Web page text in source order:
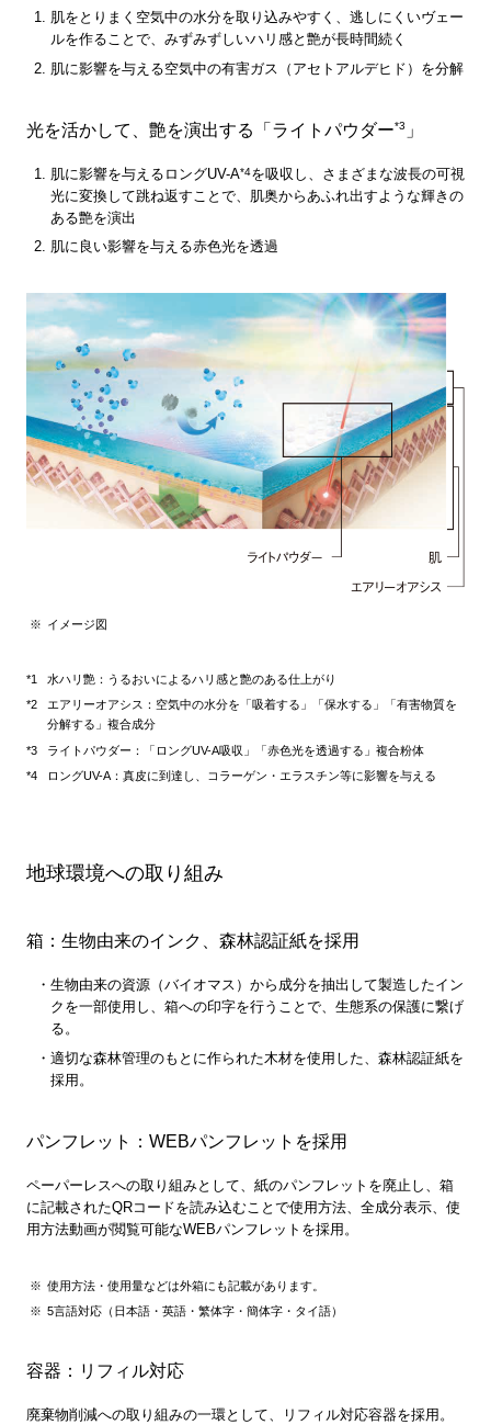
肌をとりまく空気中の水分を取り込みやすく、逃しにくいヴェー
ルを作ることで、みずみずしいハリ感と艶が長時間続く
肌に影響を与える空気中の有害ガス（アセトアルデヒド）を分解
光を活かして、艶を演出する「ライトパウダー*3 」
肌に影響を与えるロングUV-A*4を吸収し、さまざまな波長の可視
光に変換して跳ね返すことで、肌奥からあふれ出すような輝きの
ある艶を演出
肌に良い影響を与える赤色光を透過
イメージ図
水ハリ艶：うるおいによるハリ感と艶のある仕上がり
エアリーオアシス：空気中の水分を「吸着する」「保水する」「有害物質を
分解する」複合成分
ライトパウダー：「ロングUV-A吸収」「赤色光を透過する」複合粉体
ロングUV-A：真皮に到達し、コラーゲン・エラスチン等に影響を与える
地球環境への取り組み
箱：生物由来のインク、森林認証紙を採用
生物由来の資源（バイオマス）から成分を抽出して製造したイン
クを一部使用し、箱への印字を行うことで、生態系の保護に繋げ
る。
適切な森林管理のもとに作られた木材を使用した、森林認証紙を
採用。
パンフレット：WEBパンフレットを採用
ペーパーレスへの取り組みとして、紙のパンフレットを廃止し、箱
に記載されたQRコードを読み込むことで使用方法、全成分表示、使
用方法動画が閲覧可能なWEBパンフレットを採用。
使用方法・使用量などは外箱にも記載があります。
5言語対応（日本語・英語・繁体字・簡体字・タイ語）
容器：リフィル対応
廃棄物削減への取り組みの一環として、リフィル対応容器を採用。